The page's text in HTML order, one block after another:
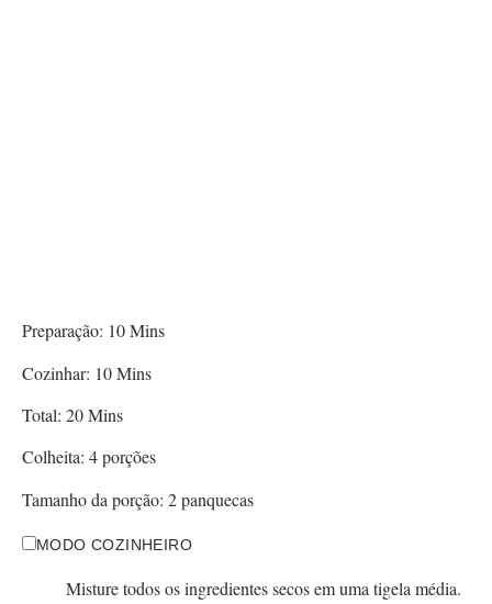
Preparação: 10Mins
Cozinhar: 10Mins
Total: 20Mins
Colheita: 4porções
Tamanho da porção: 2panquecas
MODO COZINHEIRO
Misture todos os ingredientes secos em uma tigela média.